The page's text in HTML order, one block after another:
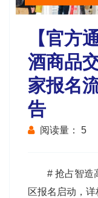
【官方
酒商品
家报名
告
阅读量： 5
# 抢占智造
区报名启动，